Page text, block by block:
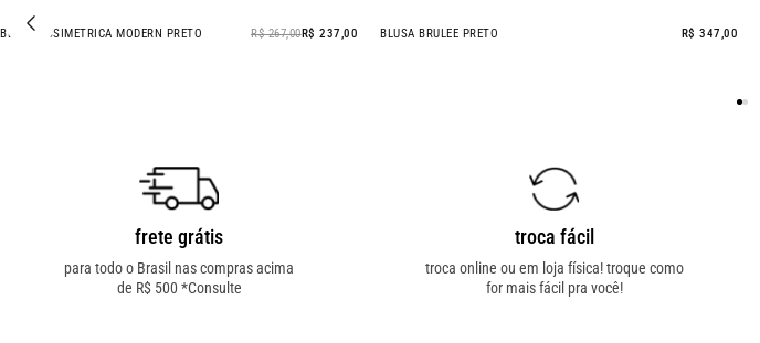
- 11% OFF
BLUSA ASSIMETRICA MODERN PRETO R$ 267,00R$ 237,00 BLUSA BRULEE PRETO R$ 347,00
frete grátis
para todo o Brasil nas compras acima
de R$ 500 *Consulte
troca fácil
troca online ou em loja física! troque como
for mais fácil pra você!